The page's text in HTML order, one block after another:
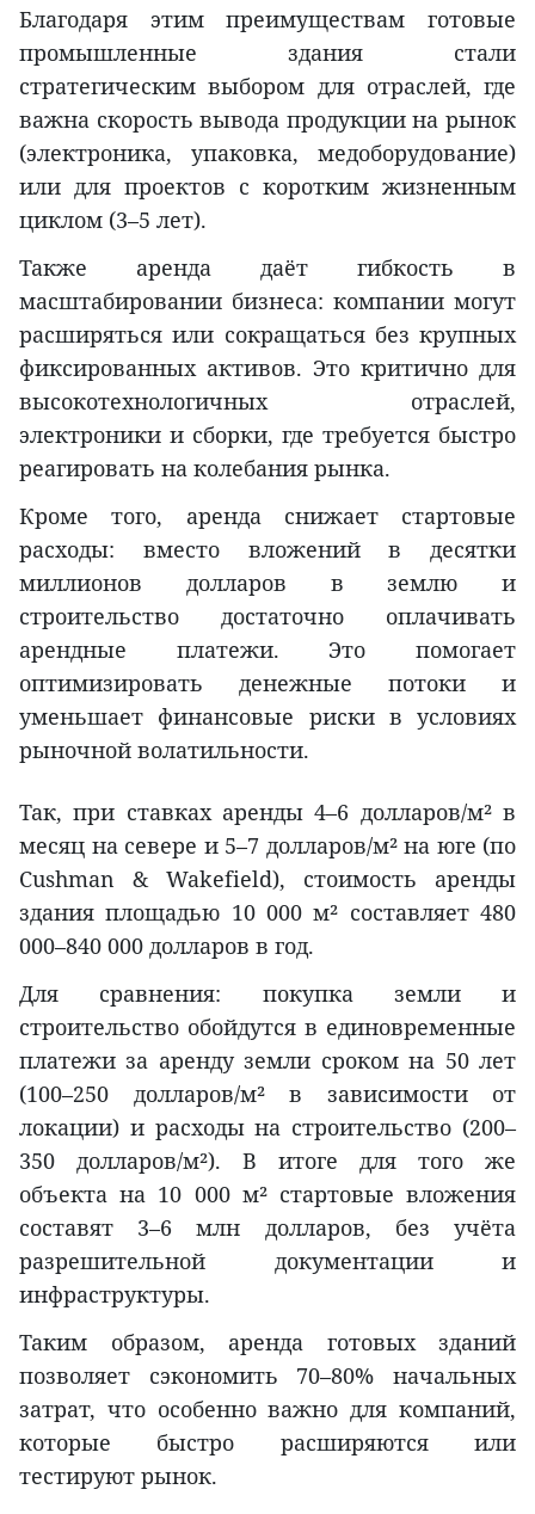
Благодаря этим преимуществам готовые
промышленные здания стали
стратегическим выбором для отраслей, где
важна скорость вывода продукции на рынок
(электроника, упаковка, медоборудование)
или для проектов с коротким жизненным
циклом (3–5 лет).
Также аренда даёт гибкость в
масштабировании бизнеса: компании могут
расширяться или сокращаться без крупных
фиксированных активов. Это критично для
высокотехнологичных отраслей,
электроники и сборки, где требуется быстро
реагировать на колебания рынка.
Кроме того, аренда снижает стартовые
расходы: вместо вложений в десятки
миллионов долларов в землю и
строительство достаточно оплачивать
арендные платежи. Это помогает
оптимизировать денежные потоки и
уменьшает финансовые риски в условиях
рыночной волатильности.
Так, при ставках аренды 4–6 долларов/м² в
месяц на севере и 5–7 долларов/м² на юге (по
Cushman & Wakefield), стоимость аренды
здания площадью 10 000 м² составляет 480
000–840 000 долларов в год.
Для сравнения: покупка земли и
строительство обойдутся в единовременные
платежи за аренду земли сроком на 50 лет
(100–250 долларов/м² в зависимости от
локации) и расходы на строительство (200–
350 долларов/м²). В итоге для того же
объекта на 10 000 м² стартовые вложения
составят 3–6 млн долларов, без учёта
разрешительной документации и
инфраструктуры.
Таким образом, аренда готовых зданий
позволяет сэкономить 70–80% начальных
затрат, что особенно важно для компаний,
которые быстро расширяются или
тестируют рынок.